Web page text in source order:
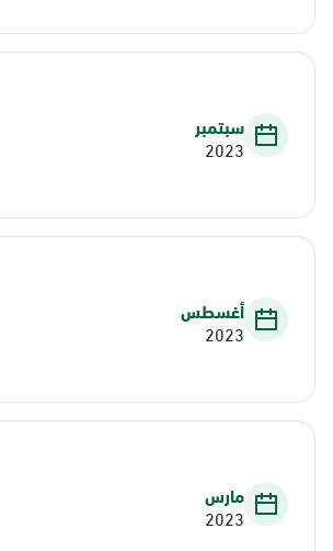
سبتمبر
2023
أغسطس
2023
مارس
2023